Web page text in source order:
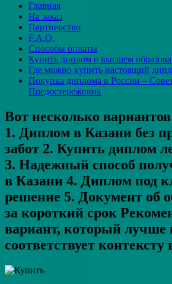
Главная
На заказ
Партнерство
F.A.Q.
Способы оплаты
Купить диплом о высшем
Где можно купить настоящий
Покупка диплома в России –
Предостережения
Вот несколько вариантов
1. Диплом в Казани без
забот 2. Купить диплом
3. Надежный способ
в Казани 4. Диплом под
решение 5. Документ об
за короткий срок
вариант, который лучше
соответствует